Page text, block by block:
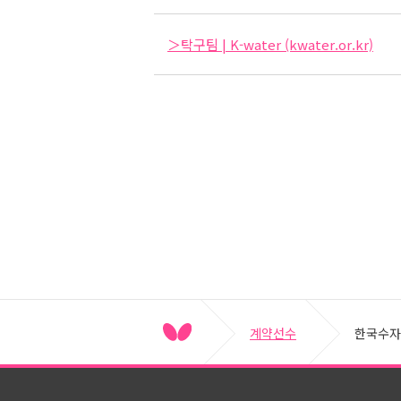
＞탁구팀 | K-water (kwater.or.kr)
계약선수 한국수